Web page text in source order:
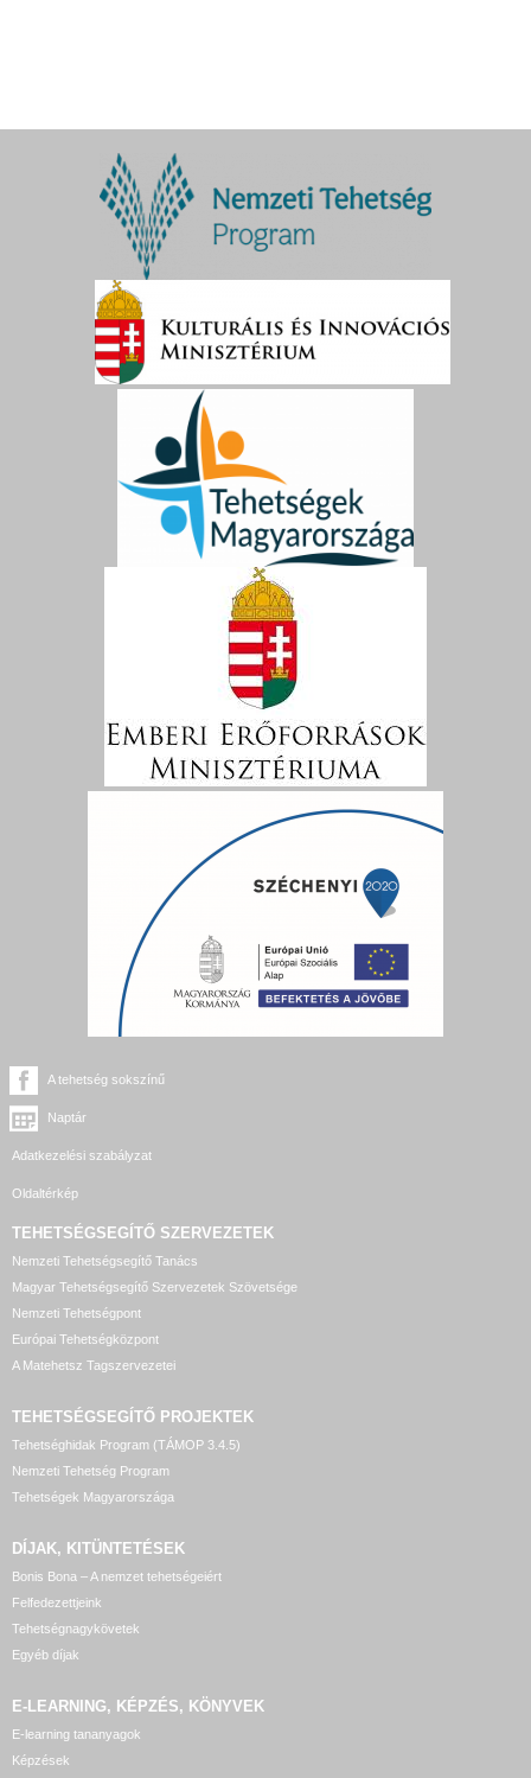
A tehetség sokszínű
Naptár
Adatkezelési szabályzat
Oldaltérkép
TEHETSÉGSEGÍTŐ SZERVEZETEK
Nemzeti Tehetségsegítő Tanács
Magyar Tehetségsegítő Szervezetek Szövetsége
Nemzeti Tehetségpont
Európai Tehetségközpont
A Matehetsz Tagszervezetei
TEHETSÉGSEGÍTŐ PROJEKTEK
Tehetséghidak Program (TÁMOP 3.4.5)
Nemzeti Tehetség Program
Tehetségek Magyarországa
DÍJAK, KITÜNTETÉSEK
Bonis Bona – A nemzet tehetségeiért
Felfedezettjeink
Tehetségnagykövetek
Egyéb díjak
E-LEARNING, KÉPZÉS, KÖNYVEK
E-learning tananyagok
Képzések